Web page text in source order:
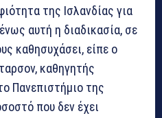
της Ισλανδίας για
αυτή η διαδικασία, σε
καθησυχάσει, είπε ο
καθηγητής
Πανεπιστήμιο της
που δεν έχει